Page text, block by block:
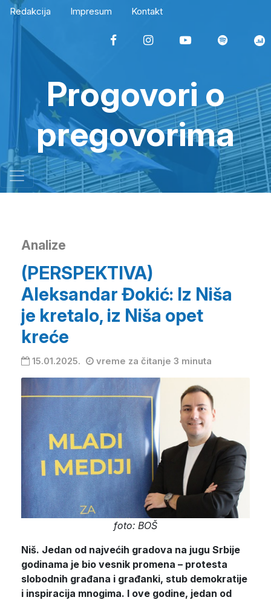
Redakcija Impresum Kontakt
Progovori o
pregovorima
Analize
(PERSPEKTIVA)
Aleksandar Đokić: Iz Niša
je kretalo, iz Niša opet
kreće
15.01.2025. vreme za čitanje 3 minuta
foto: BOŠ
Niš. Jedan od najvećih gradova na jugu Srbije
godinama je bio vesnik promena – protesta
slobodnih građana i građanki, stub demokratije
i inspiracija mnogima. I ove godine, jedan od